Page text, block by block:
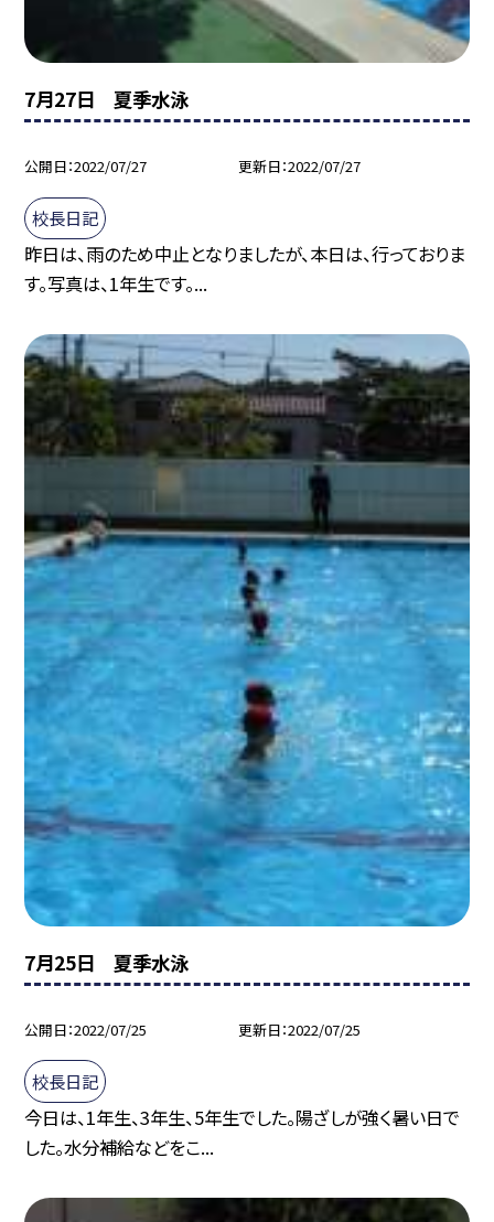
7月27日 夏季水泳
公開日 2022/07/27 更新日 2022/07/27
校長日記
昨日は、雨のため中止となりましたが、本日は、行っておりま
す。写真は、1年生です。...
7月25日 夏季水泳
公開日 2022/07/25 更新日 2022/07/25
校長日記
今日は、1年生、3年生、5年生でした。陽ざしが強く暑い日で
した。水分補給などをこ...